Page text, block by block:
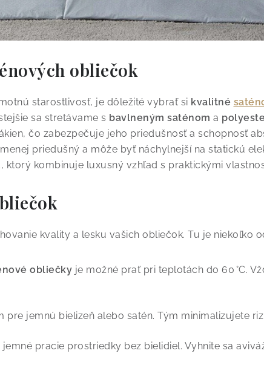
obliečok
starostlivosť, je dôležité vybrať si kvalitné
sa stretávame s bavlneným saténom a
čo zabezpečuje jeho priedušnosť a schopnosť
priedušný a môže byť náchylnejší na statickú
, ktorý kombinuje luxusný vzhľad s praktickými
kvality a lesku vašich obliečok. Tu je niekoľko
obliečky je možné prať pri teplotách do 60 °C.
pre jemnú bielizeň alebo satén. Tým minimalizujete
jemné pracie prostriedky bez bielidiel. Vyhnite sa